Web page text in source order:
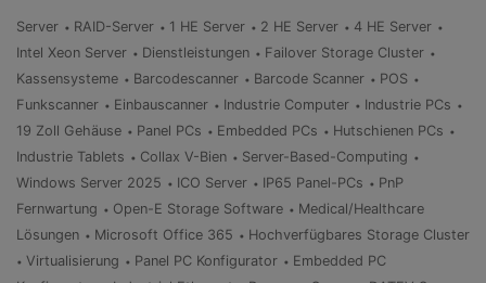
Server RAID-Server 1 HE Server 2 HE Server
4 HE Server
Intel Xeon Server
Dienstleistungen
Failover Storage Cluster
Kassensysteme
Barcodescanner Barcode Scanner
POS
Funkscanner
Einbauscanner Industrie Computer
Industrie PCs
19 Zoll Gehäuse
Panel PCs Embedded PCs
Hutschienen PCs
Industrie Tablets
Collax V-Bien
Server-Based-Computing
Windows Server 2025
ICO Server IP65 Panel-PCs
PnP
Fernwartung
Open-E Storage Software
Medical/Healthcare
Lösungen
Microsoft Office 365
Hochverfügbares Storage Cluster
Virtualisierung
Panel PC Konfigurator
Embedded PC